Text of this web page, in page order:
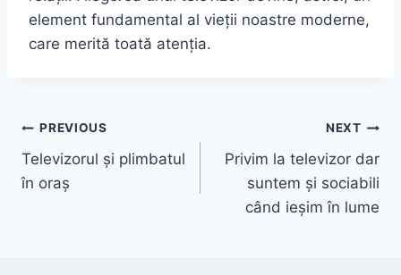
element fundamental al vieții noastre moderne,
care merită toată atenția.
Post
navigation
PREVIOUS
Televizorul și plimbatul
în oraș
NEXT
Privim la televizor dar
suntem și sociabili
când ieșim în lume